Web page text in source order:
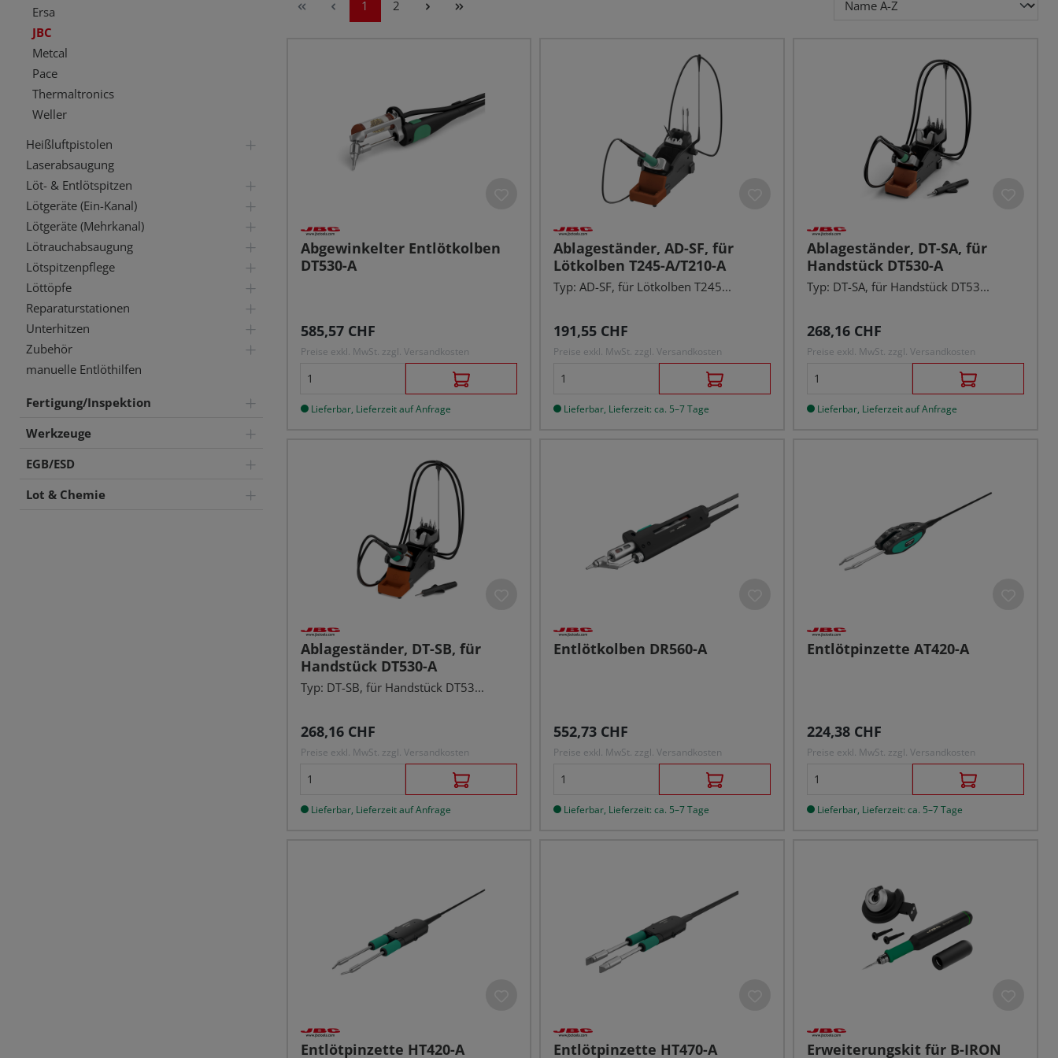
Ersa
JBC
Metcal
Pace
Thermaltronics
Weller
Heißluftpistolen
Laserabsaugung
Löt- & Entlötspitzen
Lötgeräte (Ein-Kanal)
Lötgeräte (Mehrkanal)
Lötrauchabsaugung
Lötspitzenpflege
Löttöpfe
Reparaturstationen
Unterhitzen
Zubehör
manuelle Entlöthilfen
Fertigung/Inspektion
Werkzeuge
EGB/ESD
Lot & Chemie
Seite
1 Seite
2
Abgewinkelter Entlötkolben
DT530-A
Regulärer Preis:
585,57 CHF
Preise exkl. MwSt. zzgl. Versandkosten
Lieferbar, Lieferzeit auf Anfrage
Ablageständer, AD-SF, für
Lötkolben T245-A/T210-A
Typ: AD-SF, für Lötkolben T245...
Regulärer Preis:
191,55 CHF
Preise exkl. MwSt. zzgl. Versandkosten
Lieferbar, Lieferzeit: ca. 5–7 Tage
Ablageständer, DT-SA, für
Handstück DT530-A
Typ: DT-SA, für Handstück DT53...
Regulärer Preis:
268,16 CHF
Preise exkl. MwSt. zzgl. Versandkosten
Lieferbar, Lieferzeit auf Anfrage
Ablageständer, DT-SB, für
Handstück DT530-A
Typ: DT-SB, für Handstück DT53...
Regulärer Preis:
268,16 CHF
Preise exkl. MwSt. zzgl. Versandkosten
Lieferbar, Lieferzeit auf Anfrage
Entlötkolben DR560-A
Regulärer Preis:
552,73 CHF
Preise exkl. MwSt. zzgl. Versandkosten
Lieferbar, Lieferzeit: ca. 5–7 Tage
Entlötpinzette AT420-A
Regulärer Preis:
224,38 CHF
Preise exkl. MwSt. zzgl. Versandkosten
Lieferbar, Lieferzeit: ca. 5–7 Tage
Entlötpinzette HT420-A Entlötpinzette HT470-A
Erweiterungskit für B-IRON